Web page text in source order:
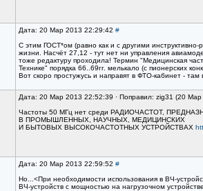
Дата: 20 Мар 2013 22:29:42 #
С этим ГОСТ*ом (равно как и с другими
жизни. Насчёт 27,12 - тут нет ни управления
тоже редактуру проходила! Термин "Медицинская
Технике" порядка 66..69гг. мелькало (с пионерских
Вот скоро простужусь и направят в ФТО-кабинет -
Дата: 20 Мар 2013 22:52:39 · Поправил: zig31 (20
Частоты 50 МГц нет среди РАДИОЧАСТОТ,
В ПРОМЫШЛЕННЫХ, НАУЧНЫХ, МЕДИЦИНСКИХ
И БЫТОВЫХ ВЫСОКОЧАСТОТНЫХ УСТРОЙСТВАХ
Дата: 20 Мар 2013 22:59:52 #
Но...<При необходимости использования в ВЧ-
ВЧ-устройств с мощностью на нагрузочном